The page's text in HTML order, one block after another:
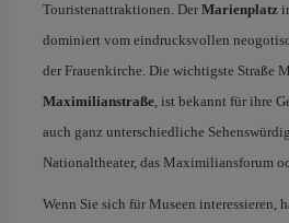
Touristenattraktionen. Der Marienplatz
dominiert vom eindrucksvollen
der Frauenkirche. Die wichtigste Straße
Maximilianstraße, ist bekannt für ihre
auch ganz unterschiedliche
Nationaltheater, das Maximiliansforum
Wenn Sie sich für Museen interessieren,